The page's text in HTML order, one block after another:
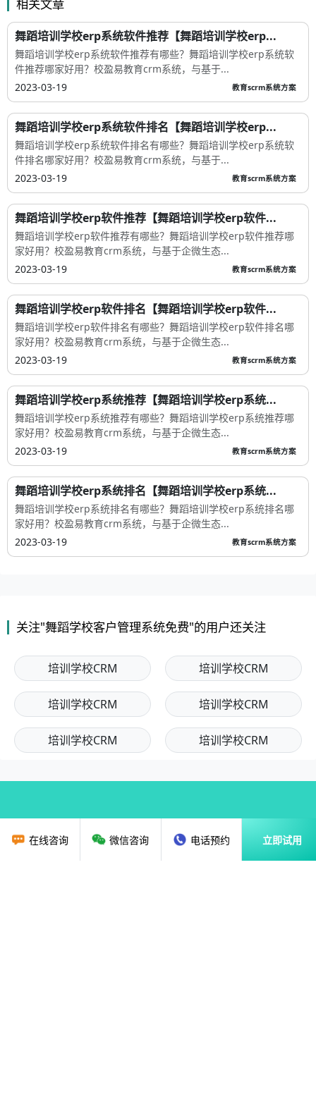
相关文章
舞蹈培训学校erp系统软件推荐【舞蹈培训学校erp...
舞蹈培训学校erp系统软件推荐有哪些？舞蹈培训学校erp系统软
件推荐哪家好用？校盈易教育crm系统，与基于...
2023-03-19
教育scrm系统方案
舞蹈培训学校erp系统软件排名【舞蹈培训学校erp...
舞蹈培训学校erp系统软件排名有哪些？舞蹈培训学校erp系统软
件排名哪家好用？校盈易教育crm系统，与基于...
2023-03-19
教育scrm系统方案
舞蹈培训学校erp软件推荐【舞蹈培训学校erp软件...
舞蹈培训学校erp软件推荐有哪些？舞蹈培训学校erp软件推荐哪
家好用？校盈易教育crm系统，与基于企微生态...
2023-03-19
教育scrm系统方案
舞蹈培训学校erp软件排名【舞蹈培训学校erp软件...
舞蹈培训学校erp软件排名有哪些？舞蹈培训学校erp软件排名哪
家好用？校盈易教育crm系统，与基于企微生态...
2023-03-19
教育scrm系统方案
舞蹈培训学校erp系统推荐【舞蹈培训学校erp系统...
舞蹈培训学校erp系统推荐有哪些？舞蹈培训学校erp系统推荐哪
家好用？校盈易教育crm系统，与基于企微生态...
2023-03-19
教育scrm系统方案
舞蹈培训学校erp系统排名【舞蹈培训学校erp系统...
舞蹈培训学校erp系统排名有哪些？舞蹈培训学校erp系统排名哪
家好用？校盈易教育crm系统，与基于企微生态...
2023-03-19
教育scrm系统方案
关注"舞蹈学校客户管理系统免费"的用户还关注
培训学校CRM 培训学校CRM
培训学校CRM 培训学校CRM
培训学校CRM 培训学校CRM
在线咨询 微信咨询 电话预约 立即试用